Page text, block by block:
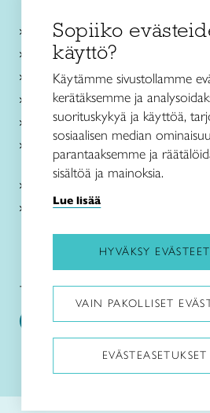
Käsityökurssit ja koulutus
Ajankohtaista
Käsityöohjeet
Me olemme Taito
Paikallinen toiminta
Verkkokaupat
Kirjaudu Arviin
Kirjaudu Taitocampukseen
Taitoliitto:
Sopiiko
käyttö?
Käytämme sivustollamme
kerätäksemme ja
suorituskykyä ja käyttöä,
sosiaalisen median
parantaaksemme ja
sisältöä ja mainoksia.
Lue lisää
HYVÄKSY EVÄSTEET
VAIN PAKOLLISET
EVÄSTEASETUKSET